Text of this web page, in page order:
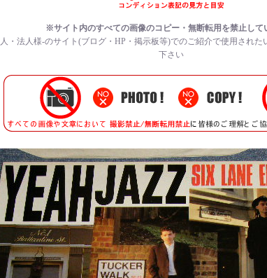
※サイト内のすべての画像のコピー・無断転用を禁止して
・法人様-のサイト(ブログ・HP・掲示板等)でのご紹介で使用された
下さい